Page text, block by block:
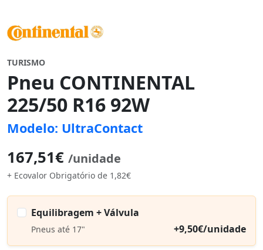
TURISMO
Pneu CONTINENTAL
225/50 R16 92W
Modelo: UltraContact
167,51€ /unidade
+ Ecovalor Obrigatório de 1,82€
Equilibragem + Válvula
Pneus até 17" +9,50€/unidade